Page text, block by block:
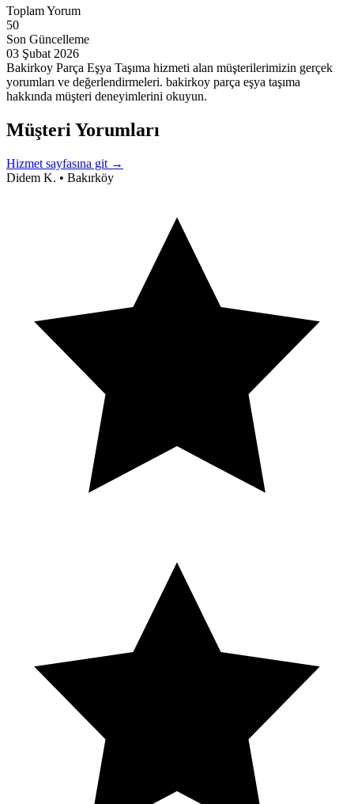
Toplam Yorum
50
Son Güncelleme
03 Şubat 2026
Bakirkoy Parça Eşya Taşıma hizmeti alan müşterilerimizin gerçek
yorumları ve değerlendirmeleri. bakirkoy parça eşya taşıma
hakkında müşteri deneyimlerini okuyun.
Müşteri Yorumları
Hizmet sayfasına git →
Didem K. • Bakırköy